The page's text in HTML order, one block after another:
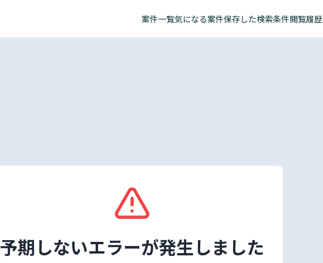
案件一覧気になる案件保存した検索条件閲覧履歴
予期しないエラーが発生しました